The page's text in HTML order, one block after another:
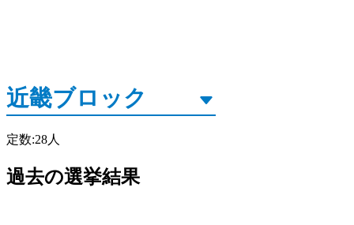
定数:28人
過去の選挙結果